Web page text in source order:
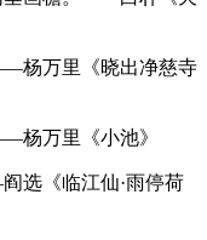
杨万里《晓出净慈寺
杨万里《小池》
选《临江仙·雨停荷